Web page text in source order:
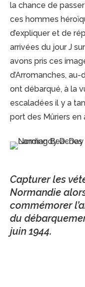
la chance de
ces hommes
d’expliquer et de
arrivées du jour J
avons pris ces
d’Arromanches,
ont débarqué, à la
escaladées il y a
port des Mûriers en
Capturer les
Normandie
commémorer
du
juin 1944.